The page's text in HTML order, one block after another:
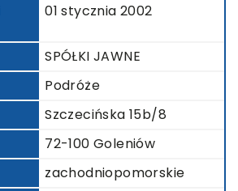
01 stycznia 2002
SPÓŁKI JAWNE
Podróże
Szczecińska 15b/8
72-100 Goleniów
zachodniopomorskie